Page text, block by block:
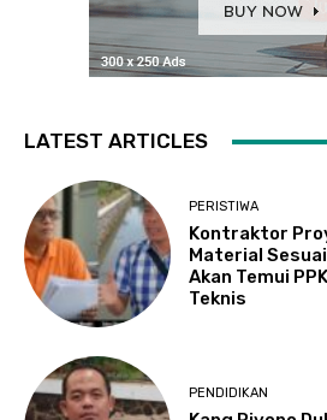
LATEST ARTICLES
PERISTIWA
Kontraktor
Material Sesuai
Akan Temui
Teknis
PENDIDIKAN